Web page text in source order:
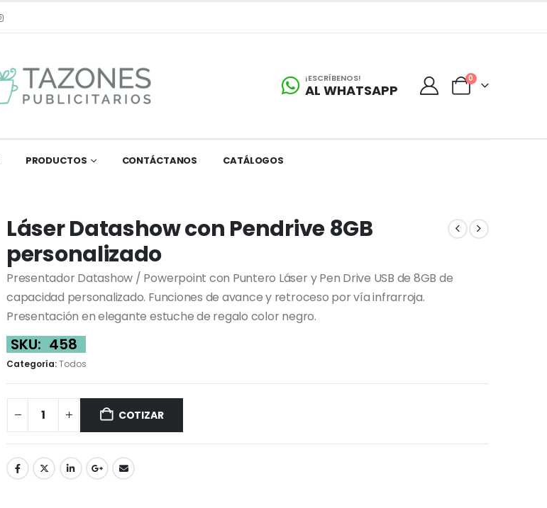
¡ESCRÍBENOS!
AL WHATSAPP
0
PRODUCTOS CONTÁCTANOS CATÁLOGOS
Láser Datashow con Pendrive 8GB
personalizado
Presentador Datashow / Powerpoint con Puntero Láser y Pen Drive USB de 8GB de
capacidad personalizado. Funciones de avance y retroceso por vía infrarroja.
Presentación en elegante estuche de regalo color negro.
SKU: 458
Categoría:Todos
COTIZAR